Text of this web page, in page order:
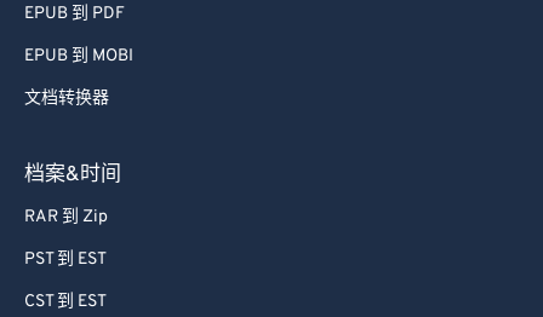
EPUB 到 PDF
EPUB 到 MOBI
文档转换器
档案&时间
RAR 到 Zip
PST 到 EST
CST 到 EST